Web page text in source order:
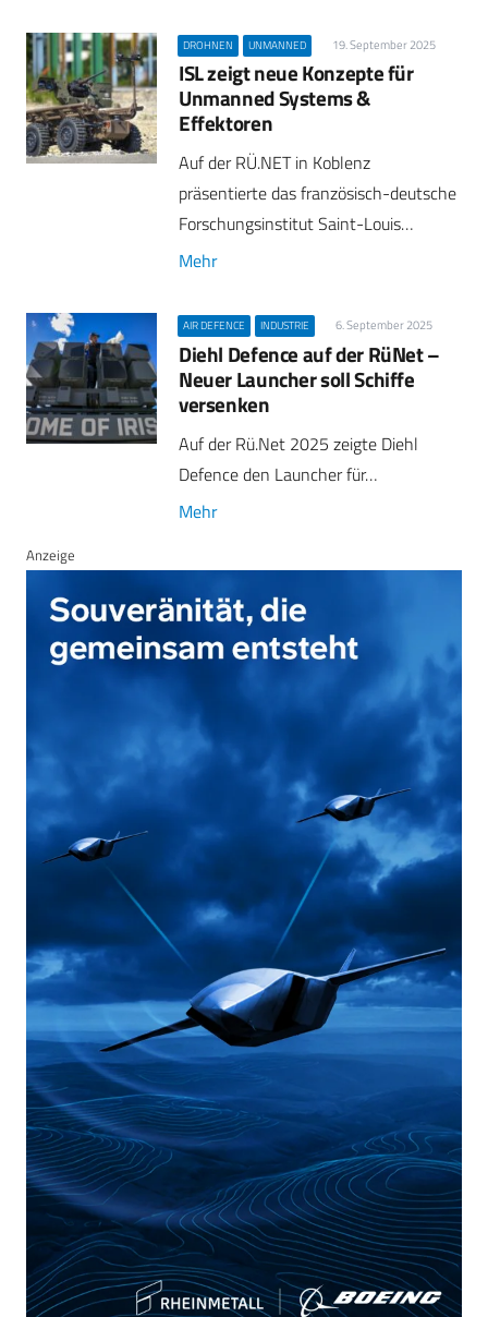
DROHNEN UNMANNED 19. September 2025
ISL zeigt neue Konzepte für
Unmanned Systems &
Effektoren
Auf der RÜ.NET in Koblenz
präsentierte das französisch-deutsche
Forschungsinstitut Saint-Louis…
Mehr
AIR DEFENCE INDUSTRIE 6. September 2025
Diehl Defence auf der RüNet –
Neuer Launcher soll Schiffe
versenken
Auf der Rü.Net 2025 zeigte Diehl
Defence den Launcher für…
Mehr
Anzeige